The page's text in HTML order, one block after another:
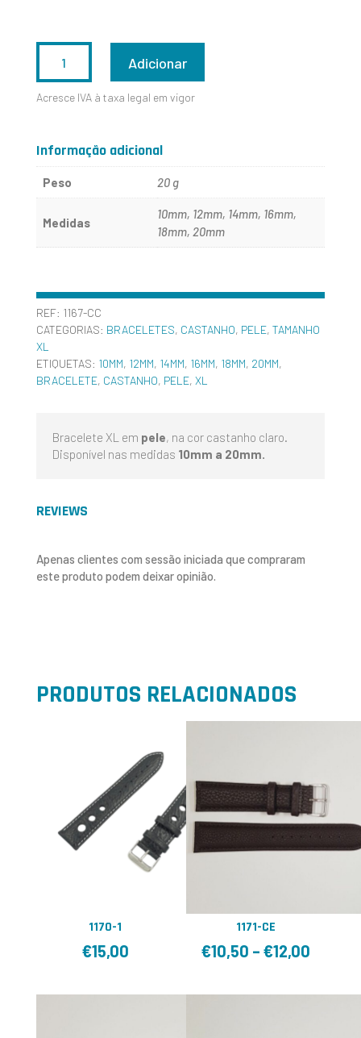
DE
Adicionar
Acresce IVA à taxa legal em vigor
Informação adicional
Peso 20 g
Medidas
10mm, 12mm, 14mm, 16mm,
18mm, 20mm
REF: 1167-CC
CATEGORIAS: BRACELETES, CASTANHO, PELE, TAMANHO
XL
ETIQUETAS: 10MM, 12MM, 14MM, 16MM, 18MM, 20MM,
BRACELETE, CASTANHO, PELE, XL
Bracelete XL em pele, na cor castanho claro.
Disponível nas medidas 10mm a 20mm.
REVIEWS
Apenas clientes com sessão iniciada que compraram
este produto podem deixar opinião.
PRODUTOS RELACIONADOS
1170-1
€15,00
1171-CE
€10,50 – €12,00